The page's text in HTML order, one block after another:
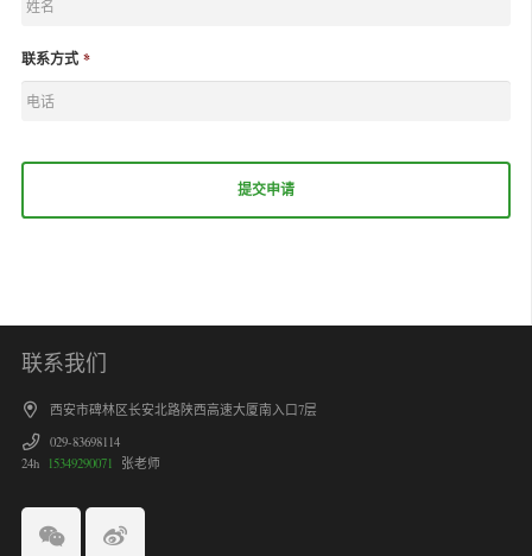
联系方式 *
联系我们
西安市碑林区长安北路陕西高速大厦南入口7层
029-83698114
24h
15349290071 张老师